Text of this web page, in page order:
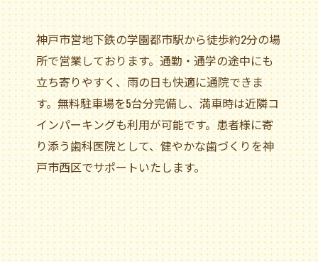
神戸市営地下鉄の学園都市駅から徒歩約2分の場
所で営業しております。通勤・通学の途中にも
立ち寄りやすく、雨の日も快適に通院できま
す。無料駐車場を5台分完備し、満車時は近隣コ
インパーキングも利用が可能です。患者様に寄
り添う歯科医院として、健やかな歯づくりを神
戸市西区でサポートいたします。